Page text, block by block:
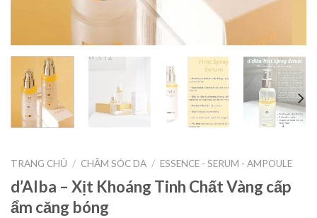
TRANG CHỦ / CHĂM SÓC DA / ESSENCE - SERUM - AMPOULE
d’Alba – Xịt Khoáng Tinh Chất Vàng cấp
ẩm căng bóng